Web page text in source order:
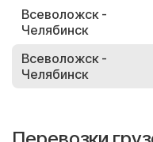
Всеволожск -
Челябинск
Всеволожск -
Челябинск